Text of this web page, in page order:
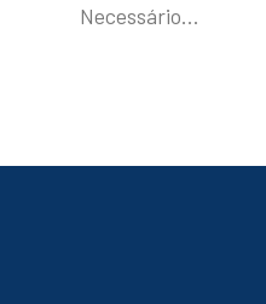
Necessário…